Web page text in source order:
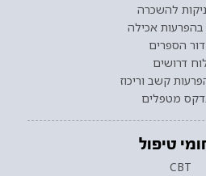
להשכרה
בהפרעות אכילה
הספרים
דרושים
קשב וריכוז
מטפלים
טיפול
CBT